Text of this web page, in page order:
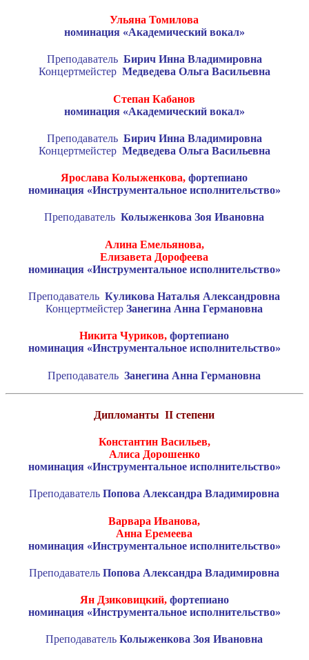
Ульяна Томилова
номинация «Академический вокал»
Преподаватель Бирич Инна Владимировна
Концертмейстер Медведева Ольга Васильевна
Степан Кабанов
номинация «Академический вокал»
Преподаватель Бирич Инна Владимировна
Концертмейстер Медведева Ольга Васильевна
Ярослава Колыженкова,фортепиано
номинация «Инструментальное исполнительство»
ПреподавательКолыженкова Зоя Ивановна
Алина Емельянова,
Елизавета Дорофеева
номинация «Инструментальное исполнительство»
ПреподавательКуликова Наталья Александровна
Концертмейстер Занегина Анна Германовна
Никита Чуриков,фортепиано
номинация «Инструментальное исполнительство»
ПреподавательЗанегина Анна Германовна
ДипломантыII степени
Константин Васильев,
Алиса Дорошенко
номинация «Инструментальное исполнительство»
ПреподавательПопова Александра Владимировна
Варвара Иванова,
Анна Еремеева
номинация «Инструментальное исполнительство»
ПреподавательПопова Александра Владимировна
Ян Дзиковицкий, фортепиано
номинация «Инструментальное исполнительство»
ПреподавательКолыженкова Зоя Ивановна